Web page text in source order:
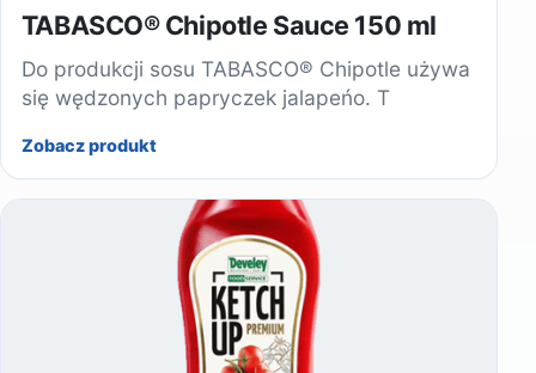
TABASCO® Chipotle Sauce 150 ml
Do produkcji sosu TABASCO® Chipotle używa
się wędzonych papryczek jalapeńo. T
Zobacz produkt